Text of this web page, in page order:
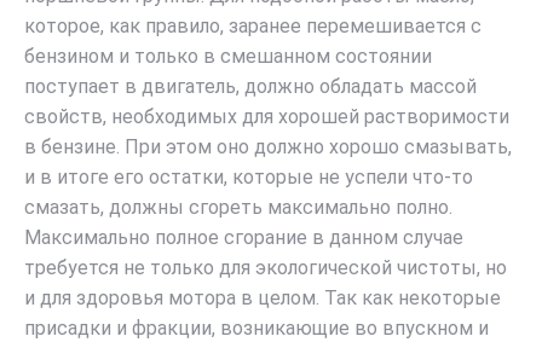
которое, как правило, заранее перемешивается с
бензином и только в смешанном состоянии
поступает в двигатель, должно обладать массой
свойств, необходимых для хорошей растворимости
в бензине. При этом оно должно хорошо смазывать,
и в итоге его остатки, которые не успели что-то
смазать, должны сгореть максимально полно.
Максимально полное сгорание в данном случае
требуется не только для экологической чистоты, но
и для здоровья мотора в целом. Так как некоторые
присадки и фракции, возникающие во впускном и